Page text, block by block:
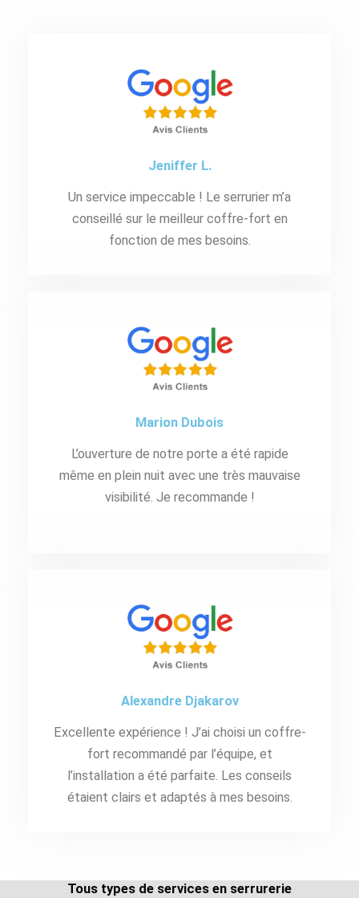
Jeniffer L.
Un service impeccable ! Le serrurier m’a
conseillé sur le meilleur coffre-fort en
fonction de mes besoins.
Marion Dubois
L’ouverture de notre porte a été rapide
même en plein nuit avec une très mauvaise
visibilité. Je recommande !
Alexandre Djakarov
Excellente expérience ! J’ai choisi un coffre-
fort recommandé par l’équipe, et
l’installation a été parfaite. Les conseils
étaient clairs et adaptés à mes besoins.
Tous types de services en serrurerie